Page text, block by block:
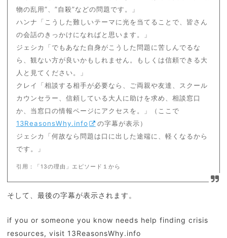
物の乱用”、”自殺”などの問題です。」
ハンナ「こうした難しいテーマに光を当てることで、皆さん
の会話のきっかけになればと思います。」
ジェシカ「でもあなた自身がこうした問題に苦しんでるな
ら、観ない方が良いかもしれません。もしくは信頼できる大
人と見てください。」
クレイ「相談する相手が必要なら、ご両親や友達、スクール
カウンセラー、信頼している大人に助けを求め、相談窓口
か、当窓口の情報ページにアクセスを。」（ここで
13ReasonsWhy.info
の字幕が表示）
ジェシカ「何故なら問題は口に出した途端に、軽くなるから
です。」
引用：「13の理由」エピソード１から
そして、最後の字幕が表示されます。
if you or someone you know needs help finding crisis
resources, visit 13ReasonsWhy.info